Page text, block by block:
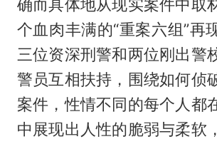
确而具体地从现实案件中取
个血肉丰满的“重案六组”再
三位资深刑警和两位刚出警
警员互相扶持，围绕如何侦
案件，性情不同的每个人都
中展现出人性的脆弱与柔软